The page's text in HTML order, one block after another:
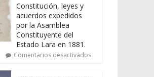
Constitución, leyes y
acuerdos expedidos
por la Asamblea
Constituyente del
Estado Lara en 1881.
Comentarios desactivados